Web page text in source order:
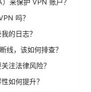
吗？
的日志？
线，该如何排查？
注法律风险？
如何提升？